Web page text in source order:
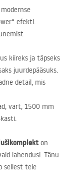
efekti.
kiireks ja täpseks
juurdepääsuks.
detail, mis
vart, 1500 mm
on
lahendusi. Tänu
sellest teie